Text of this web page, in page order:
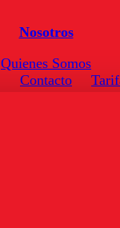
Nosotros
Quienes Somos
Contacto